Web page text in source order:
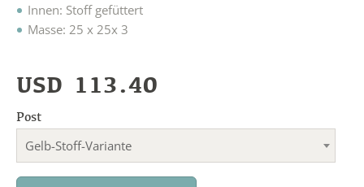
Innen: Stoff gefüttert
Masse: 25 x 25x 3
USD 113.40
Post
Gelb-Stoff-Variante